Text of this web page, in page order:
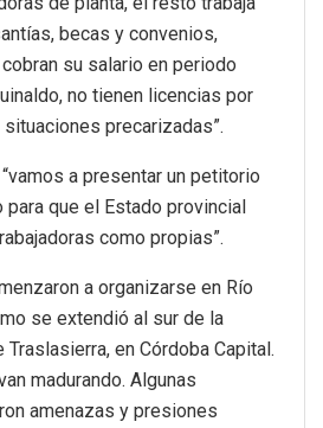
becas y convenios,
su salario en periodo
no tienen licencias por
precarizadas”.
a presentar un petitorio
para que el Estado provincial
como propias”.
a organizarse en Río
se extendió al sur de la
en Córdoba Capital.
madurando. Algunas
amenazas y presiones